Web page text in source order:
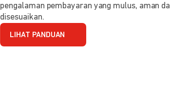
pengalaman pembayaran yang mulus, aman
disesuaikan.
LIHAT PANDUAN